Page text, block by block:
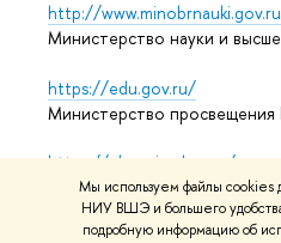
Мы используем файлы cookies
НИУ ВШЭ и большего
подробную информацию об
http://
Министерство науки и
https://edu.gov.ru/
Министерство просвещения
https://elearning.hse.ru/mooc
Массовые открытые